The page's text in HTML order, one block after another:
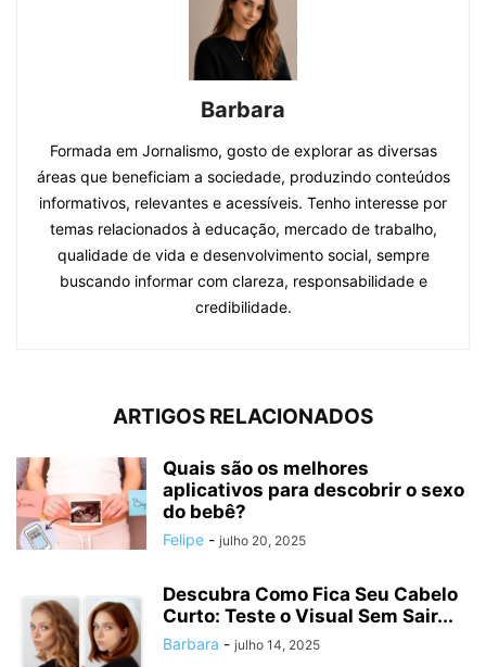
Barbara
Formada em Jornalismo, gosto de explorar as diversas
áreas que beneficiam a sociedade, produzindo conteúdos
informativos, relevantes e acessíveis. Tenho interesse por
temas relacionados à educação, mercado de trabalho,
qualidade de vida e desenvolvimento social, sempre
buscando informar com clareza, responsabilidade e
credibilidade.
ARTIGOS RELACIONADOS
Quais são os melhores
aplicativos para descobrir o sexo
do bebê?
Felipe - julho 20, 2025
Descubra Como Fica Seu Cabelo
Curto: Teste o Visual Sem Sair...
Barbara - julho 14, 2025